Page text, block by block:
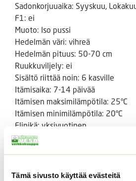
Tämä sivusto käyttää evästeitä
Sadonkorjuuaika: Syyskuu,
F1: ei
Muoto: Iso pussi
Hedelmän väri: vihreä
Hedelmän pituus: 50-70 cm
Ruukkuviljely: ei
Sisältö riittää noin: 6 kasville
Itämisaika: 7-14 päivää
Itämisen maksimilämpötila: 25°C
Itämisen minimilämpötila: 20°C
Elinikä: yksivuotinen
Istutusväli noin: 80 cm
Tuotteen muoto: soikea
Leikkokukka: ei